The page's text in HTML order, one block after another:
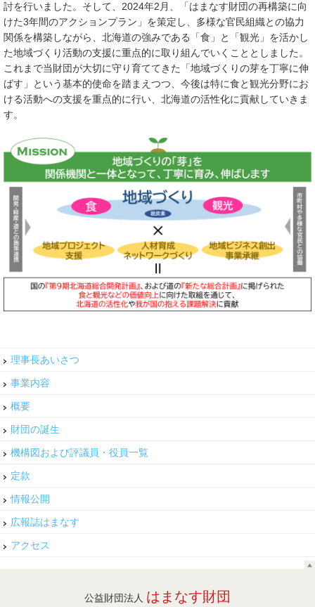
討を行いました。そして、2024年2月、「はまなす財団の再構築に向
けた3年間のアクションプラン」を策定し、多様な官民組織との協力
関係を構築しながら、北海道の強みである「食」と「観光」を活かし
た地域づくり活動の支援に重点的に取り組んでいくこととしました。
これまで当財団が大切に守り育ててきた「地域づくりの芽を丁寧に伸
ばす」という基本的使命を踏まえつつ、今後は特に食と観光分野にお
ける活動への支援を重点的に行い、北海道の活性化に貢献していきま
す。
理事長あいさつ
事業内容
概要
財団の誕生
機構図および評議員・役員一覧
定款
情報公開
広報誌はまなす
アクセス
公益財団法人 はまなす財団